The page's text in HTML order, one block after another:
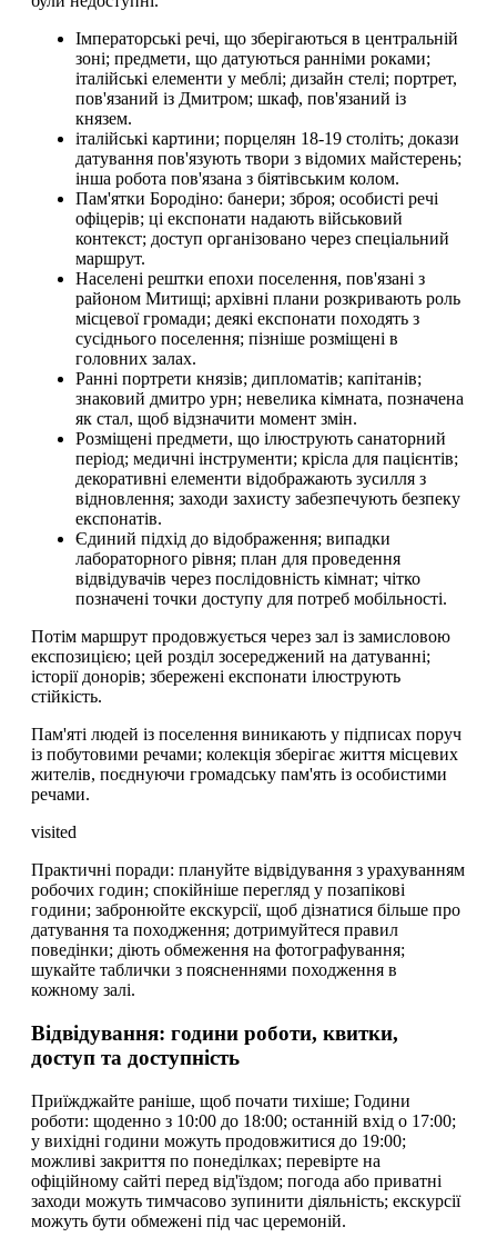
Імператорські речі, що зберігаються в центральній
зоні; предмети, що датуються ранніми роками;
італійські елементи у меблі; дизайн стелі; портрет,
пов'язаний із Дмитром; шкаф, пов'язаний із
князем.
італійські картини; порцелян 18-19 століть; докази
датування пов'язують твори з відомих майстерень;
інша робота пов'язана з біятівським колом.
Пам'ятки Бородіно: банери; зброя; особисті речі
офіцерів; ці експонати надають військовий
контекст; доступ організовано через спеціальний
маршрут.
Населені рештки епохи поселення, пов'язані з
районом Митищі; архівні плани розкривають роль
місцевої громади; деякі експонати походять з
сусіднього поселення; пізніше розміщені в
головних залах.
Ранні портрети князів; дипломатів; капітанів;
знаковий дмитро урн; невелика кімната, позначена
як стал, щоб відзначити момент змін.
Розміщені предмети, що ілюструють санаторний
період; медичні інструменти; крісла для пацієнтів;
декоративні елементи відображають зусилля з
відновлення; заходи захисту забезпечують безпеку
експонатів.
Єдиний підхід до відображення; випадки
лабораторного рівня; план для проведення
відвідувачів через послідовність кімнат; чітко
позначені точки доступу для потреб мобільності.
Потім маршрут продовжується через зал із замисловою
експозицією; цей розділ зосереджений на датуванні;
історії донорів; збережені експонати ілюструють
стійкість.
Пам'яті людей із поселення виникають у підписах поруч
із побутовими речами; колекція зберігає життя місцевих
жителів, поєднуючи громадську пам'ять із особистими
речами.
visited
Практичні поради: плануйте відвідування з урахуванням
робочих годин; спокійніше перегляд у позапікові
години; забронюйте екскурсії, щоб дізнатися більше про
датування та походження; дотримуйтеся правил
поведінки; діють обмеження на фотографування;
шукайте таблички з поясненнями походження в
кожному залі.
Відвідування: години роботи, квитки,
доступ та доступність
Приїжджайте раніше, щоб почати тихіше; Години
роботи: щоденно з 10:00 до 18:00; останній вхід о 17:00;
у вихідні години можуть продовжитися до 19:00;
можливі закриття по понеділках; перевірте на
офіційному сайті перед від'їздом; погода або приватні
заходи можуть тимчасово зупинити діяльність; екскурсії
можуть бути обмежені під час церемоній.